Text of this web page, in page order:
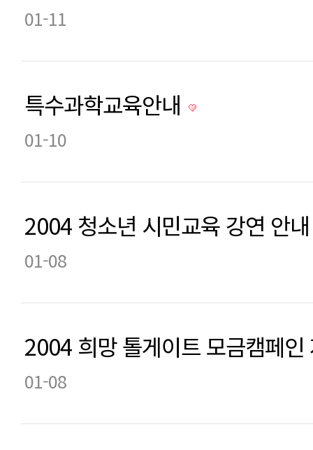
01-11
특수과학교육안내
01-10
2004 청소년 시민교육 강연 안
01-08
2004 희망 톨게이트 모금캠페
01-08